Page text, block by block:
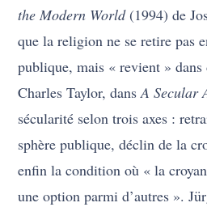
the Modern World(1994) de
que la religion ne se retire pas
publique, mais « revient » dans
Charles Taylor, dansA Secular
sécularité selon trois axes :
sphère publique, déclin de la
enfin la condition où « la
une option parmi d’autres ».